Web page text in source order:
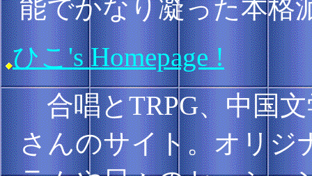
能でかなり凝った本格
ひこ's Homepage !
合唱とTRPG、中国文
さんのサイト。オリジ